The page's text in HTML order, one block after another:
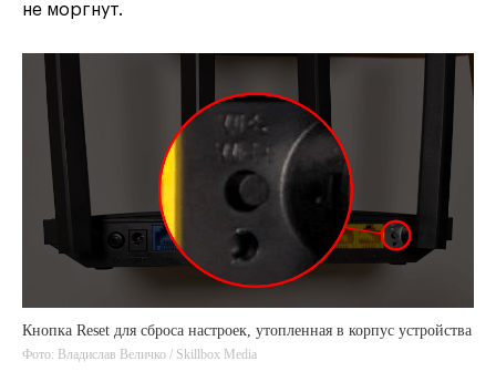
не моргнут.
Кнопка Reset для сброса настроек, утопленная в корпус устройства
Фото: Владислав Величко / Skillbox Media